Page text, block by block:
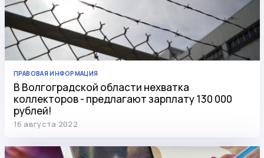
ПРАВОВАЯ ИНФОРМАЦИЯ
В Волгоградской области нехватка
коллекторов - предлагают зарплату 130 000
рублей!
16 августа 2022